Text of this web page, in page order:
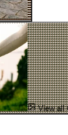
View all